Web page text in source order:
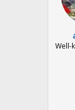
c
Well-